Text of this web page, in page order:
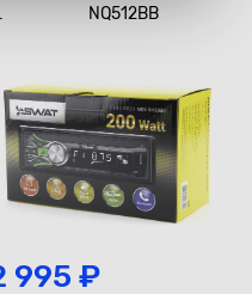
NQ512BB
995 ₽